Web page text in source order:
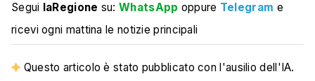
Segui laRegione su:WhatsApp oppure Telegram e
ricevi ogni mattina le notizie principali
Questo articolo è stato pubblicato con l'ausilio dell'IA.